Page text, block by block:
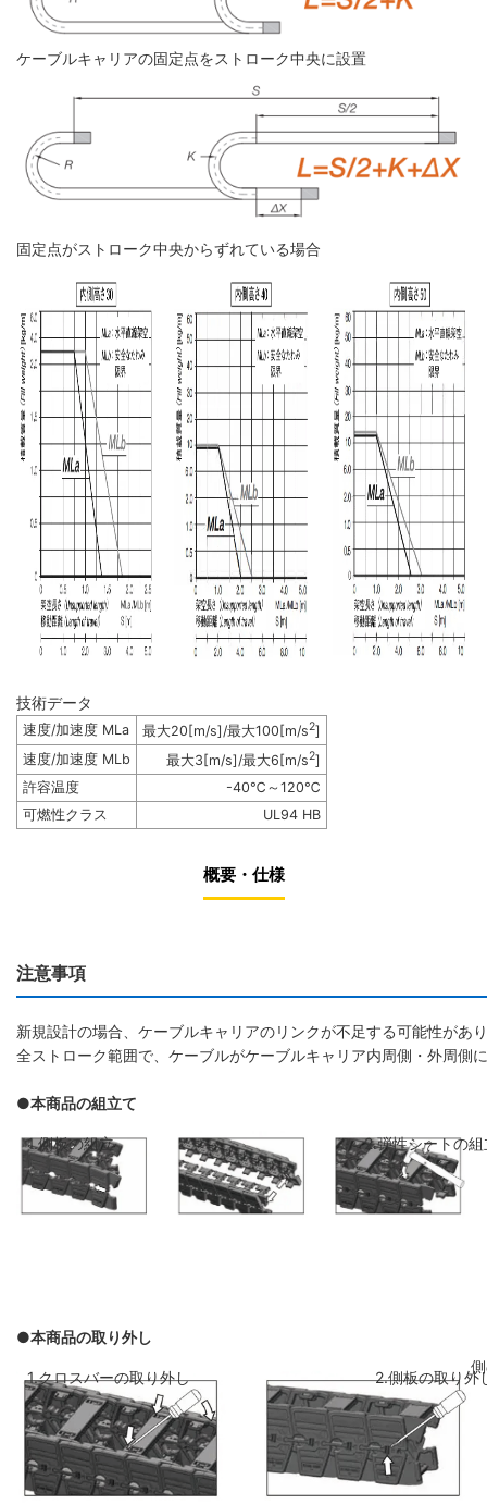
ケーブルキャリアの固定点をストローク中央に設置
固定点がストローク中央からずれている場合
技術データ
速度/加速度 MLa 最大20[m/s]/最大100[m/s2]
速度/加速度 MLb
最大3[m/s]/最大6[m/s2]
許容温度
-40℃～120℃
可燃性クラス
UL94 HB
概要・仕様
注意事項
新規設計の場合、ケーブルキャリアのリンクが不足する可能性が
全ストローク範囲で、ケーブルがケーブルキャリア内周側・外周側
●本商品の組立て
1.側板の組立 2.弾性シートの組
側板のリンクを斜めに前のリンクに差し
込み、はめ込みます
弾性シートを両
ください
●本商品の取り外し
1.クロスバーの取り外し 2.側板の取り外